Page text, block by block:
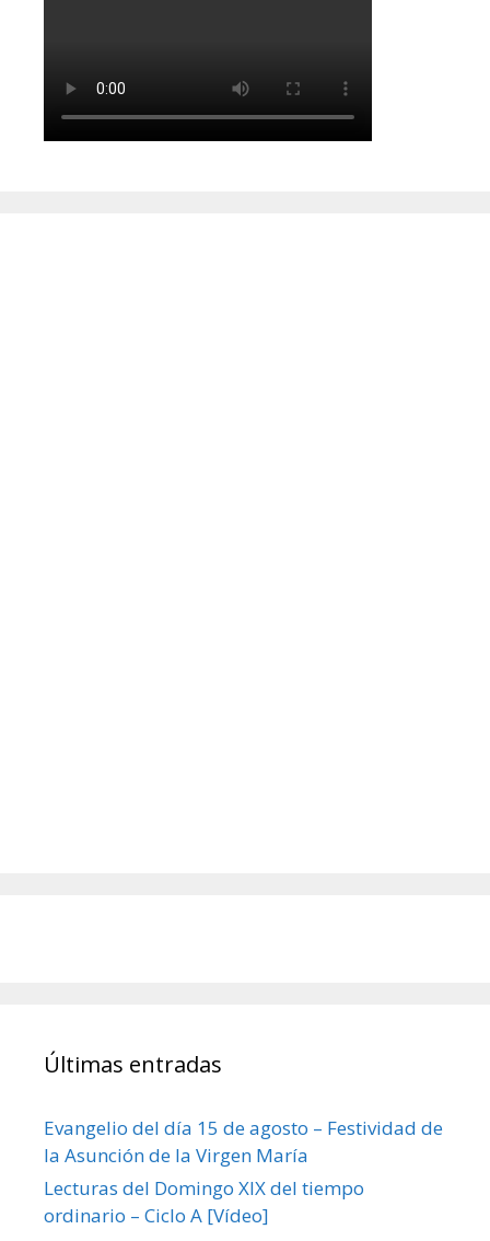
Últimas entradas
Evangelio del día 15 de agosto – Festividad de
la Asunción de la Virgen María
Lecturas del Domingo XIX del tiempo
ordinario – Ciclo A [Vídeo]